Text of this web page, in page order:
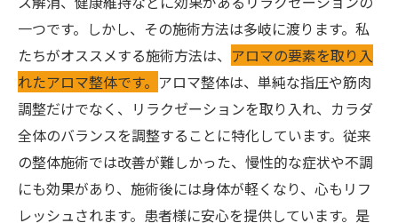
一つです。しかし、その施術方法は多岐に渡ります。私
たちがオススメする施術方法は、 アロマの要素を取り入
れたアロマ整体です。 アロマ整体は、単純な指圧や筋肉
調整だけでなく、リラクゼーションを取り入れ、カラダ
全体のバランスを調整することに特化しています。従来
の整体施術では改善が難しかった、慢性的な症状や不調
にも効果があり、施術後には身体が軽くなり、心もリフ
レッシュされます。患者様に安心を提供しています。是